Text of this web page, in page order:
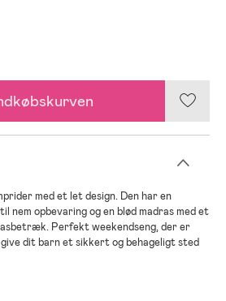
med et let design. Den har en
nem opbevaring og en blød madras med et
Perfekt weekendseng, der er
dit barn et sikkert og behageligt sted